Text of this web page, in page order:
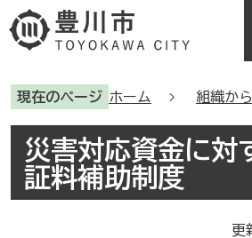
現在のページ ホーム 組織か
災害対応資金に対
証料補助制度
更